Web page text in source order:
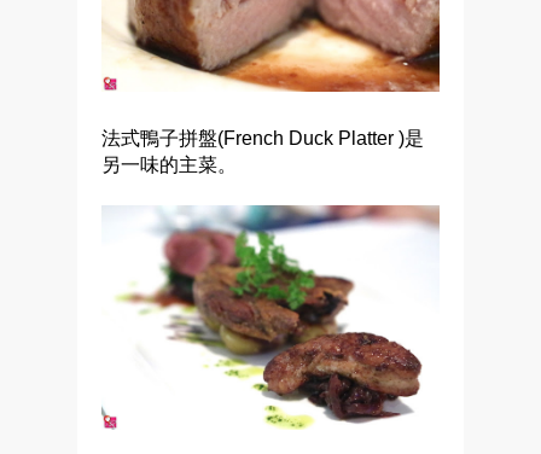
法式鴨子拼盤(French Duck Platter )是
另一味的主菜。